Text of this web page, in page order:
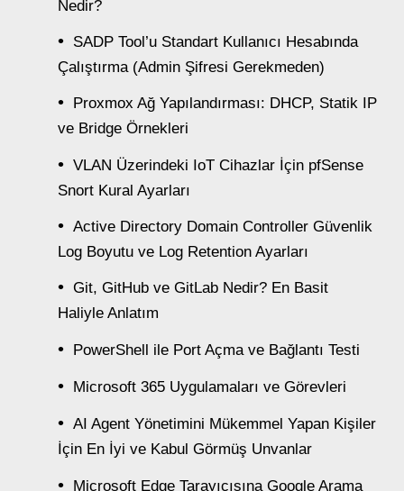
Nedir?
SADP Tool’u Standart Kullanıcı Hesabında
Çalıştırma (Admin Şifresi Gerekmeden)
Proxmox Ağ Yapılandırması: DHCP, Statik IP
ve Bridge Örnekleri
VLAN Üzerindeki IoT Cihazlar İçin pfSense
Snort Kural Ayarları
Active Directory Domain Controller Güvenlik
Log Boyutu ve Log Retention Ayarları
Git, GitHub ve GitLab Nedir? En Basit
Haliyle Anlatım
PowerShell ile Port Açma ve Bağlantı Testi
Microsoft 365 Uygulamaları ve Görevleri
AI Agent Yönetimini Mükemmel Yapan Kişiler
İçin En İyi ve Kabul Görmüş Unvanlar
Microsoft Edge Tarayıcısına Google Arama